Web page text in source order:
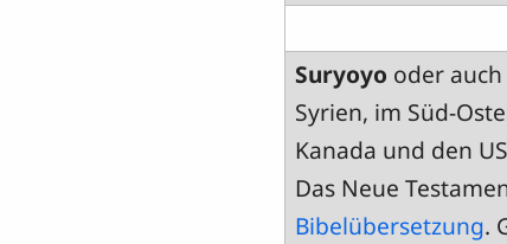
Suryoyo oder
Syrien, im Süd-
Kanada und den
Das Neue
Bibelübersetzung.